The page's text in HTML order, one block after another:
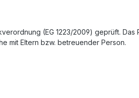
(EG 1223/2009) geprüft.
mit Eltern bzw. betreuender Person.